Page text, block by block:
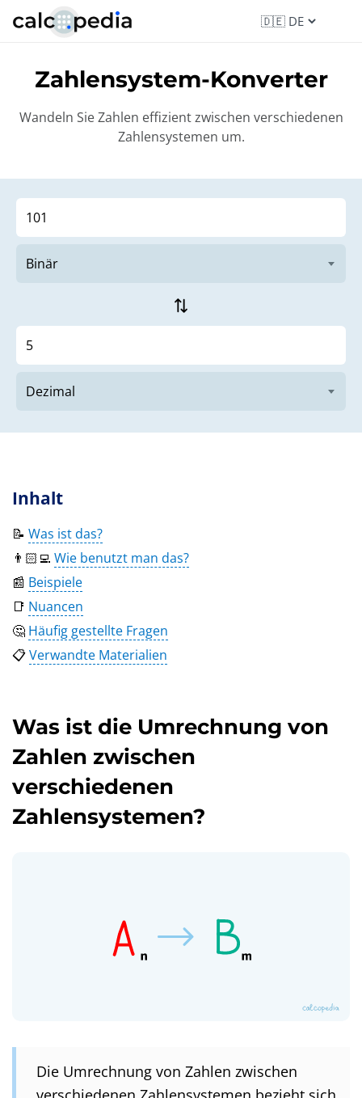
Zahlensystem-Konverter
Wandeln Sie Zahlen effizient zwischen verschiedenen
Zahlensystemen um.
sync_alt
Inhalt
📝 Was ist das?
👨🏻‍💻 Wie benutzt man das?
📰 Beispiele
📑 Nuancen
🤔 Häufig gestellte Fragen
📋Verwandte Materialien
Was ist die Umrechnung von
Zahlen zwischen
verschiedenen
Zahlensystemen?
Die Umrechnung von Zahlen zwischen